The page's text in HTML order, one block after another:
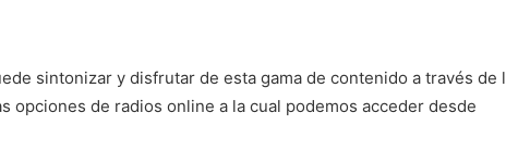
sintonizar y disfrutar de esta gama de contenido a través de
opciones de radios online a la cual podemos acceder desde